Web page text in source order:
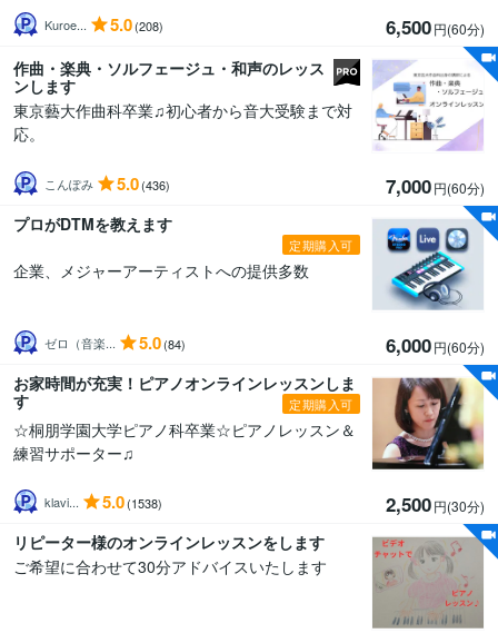
Kuroe... 5.0(208) 6,500円(60分)
作曲・楽典・ソルフェージュ・和声のレッス
ンします
東京藝大作曲科卒業♫初心者から音大受験まで対
応。
こんぽみ 5.0(436) 7,000円(60分)
プロがDTMを教えます
定期購入可
企業、メジャーアーティストへの提供多数
ゼロ（音楽... 5.0(84) 6,000円(60分)
お家時間が充実！ピアノオンラインレッスンしま
す
定期購入可
☆桐朋学園大学ピアノ科卒業☆ピアノレッスン＆
練習サポーター♫
klavi... 5.0(1538) 2,500円(30分)
リピーター様のオンラインレッスンをします
ご希望に合わせて30分アドバイスいたします